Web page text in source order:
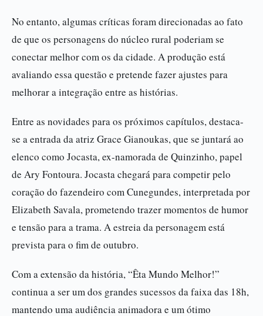
No entanto, algumas críticas foram direcionadas ao fato
de que os personagens do núcleo rural poderiam se
conectar melhor com os da cidade. A produção está
avaliando essa questão e pretende fazer ajustes para
melhorar a integração entre as histórias.
Entre as novidades para os próximos capítulos, destaca-
se a entrada da atriz Grace Gianoukas, que se juntará ao
elenco como Jocasta, ex-namorada de Quinzinho, papel
de Ary Fontoura. Jocasta chegará para competir pelo
coração do fazendeiro com Cunegundes, interpretada por
Elizabeth Savala, prometendo trazer momentos de humor
e tensão para a trama. A estreia da personagem está
prevista para o fim de outubro.
Com a extensão da história, “Êta Mundo Melhor!”
continua a ser um dos grandes sucessos da faixa das 18h,
mantendo uma audiência animadora e um ótimo